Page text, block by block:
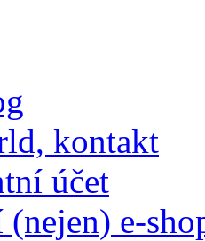
kontakt
účet
e-